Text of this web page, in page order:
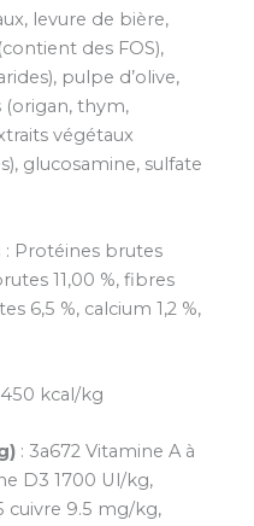
levure de bière,
des FOS),
pulpe d’olive,
(origan, thym,
végétaux
glucosamine, sulfate
: Protéines brutes
11,00 %, fibres
6,5 %, calcium 1,2 %,
kcal/kg
: 3a672 Vitamine A à
D3 1700 Ul/kg,
cuivre 9.5 mg/kg,